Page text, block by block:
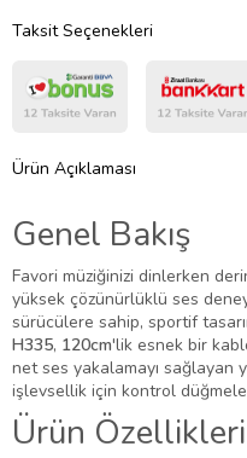
Taksit Seçenekleri
Ürün Açıklaması
Genel Bakış
Favori müziğinizi dinlerken
yüksek çözünürlüklü ses
sürücülere sahip, sportif
H335, 120cm'lik esnek bir
net ses yakalamayı sağlayan
işlevsellik için kontrol
Ürün Özellikleri